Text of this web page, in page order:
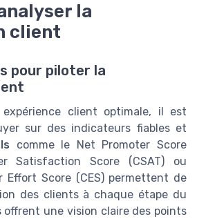
la
client
pour piloter la
client optimale, il est
sur des indicateurs fiables et
comme le Net Promoter Score
Satisfaction Score (CSAT) ou
Effort Score (CES) permettent de
des clients à chaque étape du
offrent une vision claire des points